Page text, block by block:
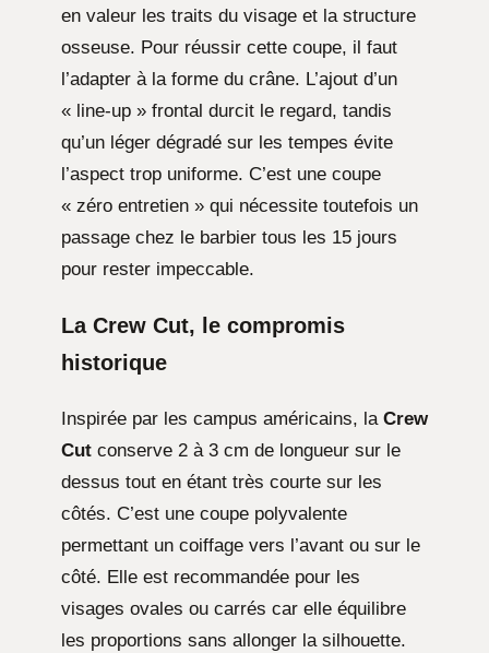
en valeur les traits du visage et la structure
osseuse. Pour réussir cette coupe, il faut
l’adapter à la forme du crâne. L’ajout d’un
« line-up » frontal durcit le regard, tandis
qu’un léger dégradé sur les tempes évite
l’aspect trop uniforme. C’est une coupe
« zéro entretien » qui nécessite toutefois un
passage chez le barbier tous les 15 jours
pour rester impeccable.
La Crew Cut, le compromis
historique
Inspirée par les campus américains, la Crew
Cut conserve 2 à 3 cm de longueur sur le
dessus tout en étant très courte sur les
côtés. C’est une coupe polyvalente
permettant un coiffage vers l’avant ou sur le
côté. Elle est recommandée pour les
visages ovales ou carrés car elle équilibre
les proportions sans allonger la silhouette.